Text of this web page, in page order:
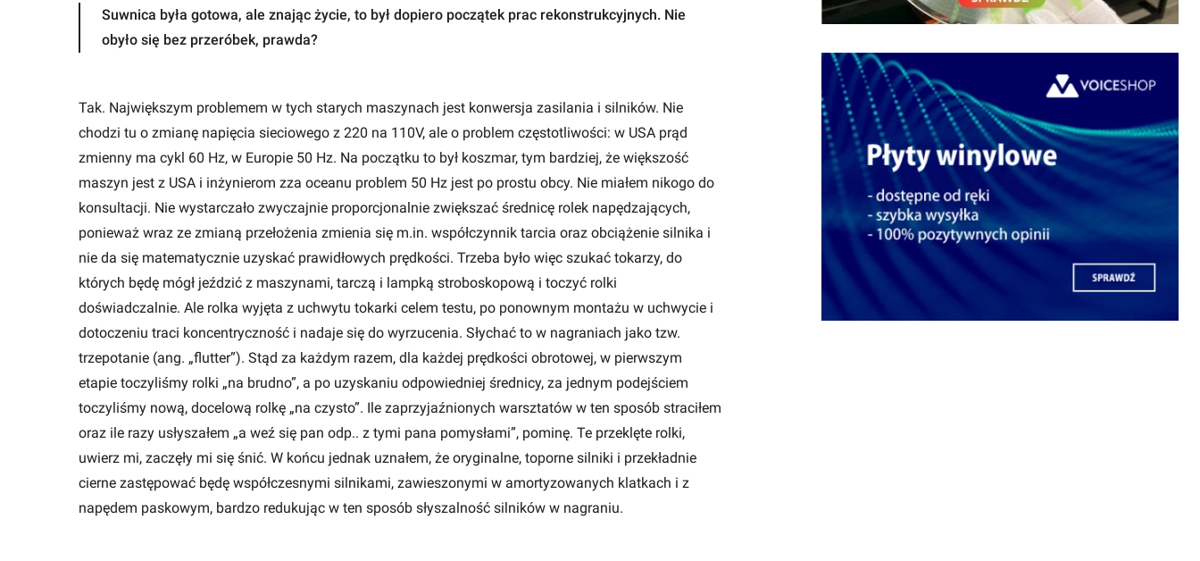
Suwnica była gotowa, ale znając życie, to był dopiero początek prac rekonstrukcyjnych. Nie
obyło się bez przeróbek, prawda?
Tak. Największym problemem w tych starych maszynach jest konwersja zasilania i silników. Nie
chodzi tu o zmianę napięcia sieciowego z 220 na 110V, ale o problem częstotliwości: w USA prąd
zmienny ma cykl 60 Hz, w Europie 50 Hz. Na początku to był koszmar, tym bardziej, że większość
maszyn jest z USA i inżynierom zza oceanu problem 50 Hz jest po prostu obcy. Nie miałem nikogo do
konsultacji. Nie wystarczało zwyczajnie proporcjonalnie zwiększać średnicę rolek napędzających,
ponieważ wraz ze zmianą przełożenia zmienia się m.in. współczynnik tarcia oraz obciążenie silnika i
nie da się matematycznie uzyskać prawidłowych prędkości. Trzeba było więc szukać tokarzy, do
których będę mógł jeździć z maszynami, tarczą i lampką stroboskopową i toczyć rolki
doświadczalnie. Ale rolka wyjęta z uchwytu tokarki celem testu, po ponownym montażu w uchwycie i
dotoczeniu traci koncentryczność i nadaje się do wyrzucenia. Słychać to w nagraniach jako tzw.
trzepotanie (ang. „flutter”). Stąd za każdym razem, dla każdej prędkości obrotowej, w pierwszym
etapie toczyliśmy rolki „na brudno”, a po uzyskaniu odpowiedniej średnicy, za jednym podejściem
toczyliśmy nową, docelową rolkę „na czysto”. Ile zaprzyjaźnionych warsztatów w ten sposób straciłem
oraz ile razy usłyszałem „a weź się pan odp.. z tymi pana pomysłami”, pominę. Te przeklęte rolki,
uwierz mi, zaczęły mi się śnić. W końcu jednak uznałem, że oryginalne, toporne silniki i przekładnie
cierne zastępować będę współczesnymi silnikami, zawieszonymi w amortyzowanych klatkach i z
napędem paskowym, bardzo redukując w ten sposób słyszalność silników w nagraniu.